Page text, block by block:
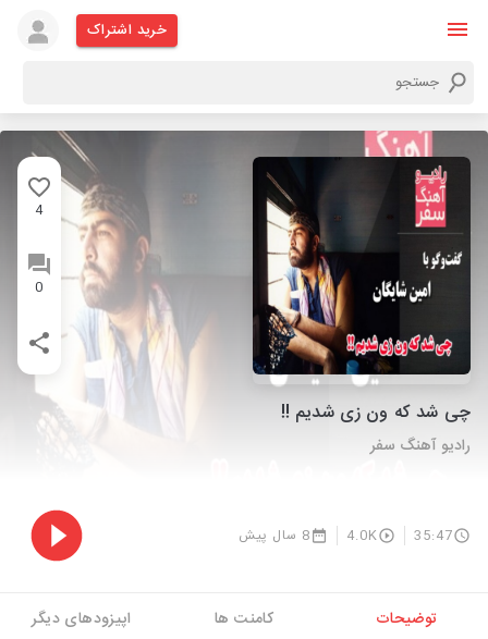
خرید اشتراک
4
0
چی شد که ون زی شدیم !!
رادیو آهنگ سفر
35:47
4.0K 8 سال پیش
توضیحات کامنت ها اپیزودهای دیگر